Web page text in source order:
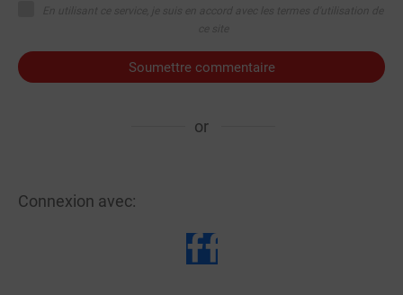
Soumettre commentaire
or
Connexion avec: